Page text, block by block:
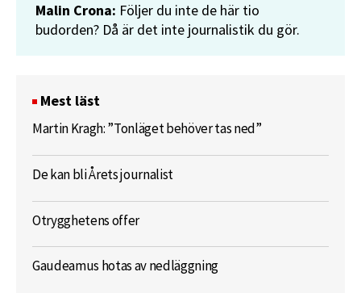
Malin Crona: Följer du inte de här tio
budorden? Då är det inte journalistik du gör.
Mest läst
Martin Kragh: ”Tonläget behöver tas ned”
De kan bli Årets journalist
Otrygghetens offer
Gaudeamus hotas av nedläggning